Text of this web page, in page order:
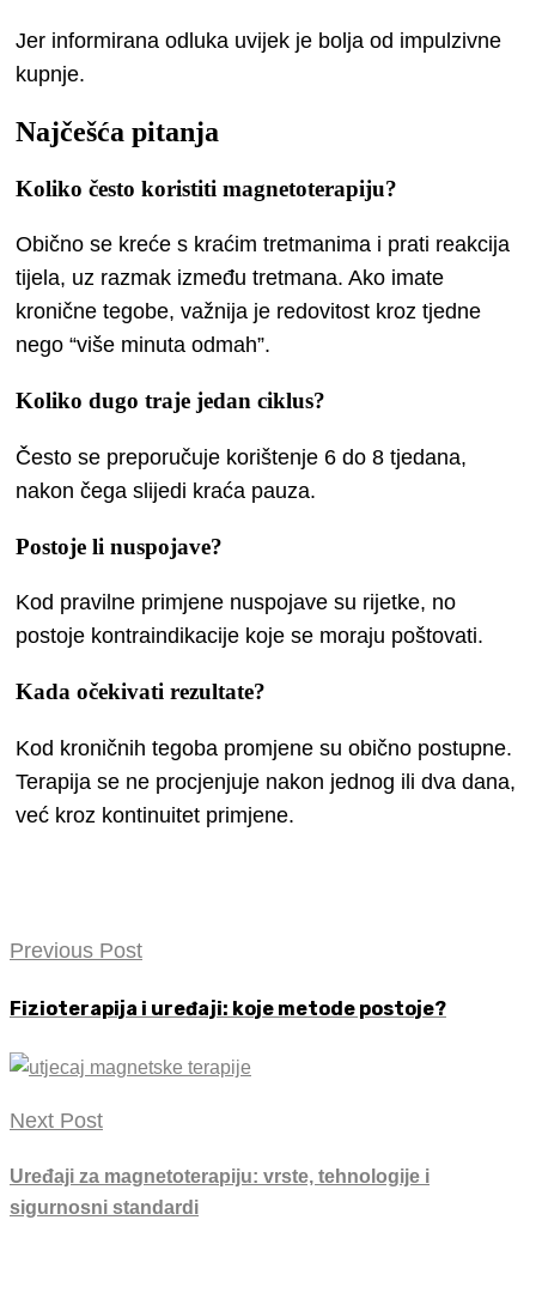
Jer informirana odluka uvijek je bolja od impulzivne
kupnje.
Najčešća pitanja
Koliko često koristiti magnetoterapiju?
Obično se kreće s kraćim tretmanima i prati reakcija
tijela, uz razmak između tretmana. Ako imate
kronične tegobe, važnija je redovitost kroz tjedne
nego “više minuta odmah”.
Koliko dugo traje jedan ciklus?
Često se preporučuje korištenje 6 do 8 tjedana,
nakon čega slijedi kraća pauza.
Postoje li nuspojave?
Kod pravilne primjene nuspojave su rijetke, no
postoje kontraindikacije koje se moraju poštovati.
Kada očekivati rezultate?
Kod kroničnih tegoba promjene su obično postupne.
Terapija se ne procjenjuje nakon jednog ili dva dana,
već kroz kontinuitet primjene.
Previous Post
Fizioterapija i uređaji: koje metode postoje?
Next Post
Uređaji za magnetoterapiju: vrste, tehnologije i
sigurnosni standardi